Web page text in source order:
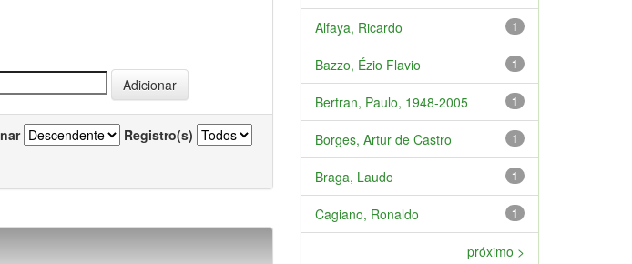
Registro(s)
1
Alfaya, Ricardo
1
Bazzo, Ézio Flavio
1
Bertran, Paulo, 1948-2005
1
Borges, Artur de Castro
1
Braga, Laudo
1
Cagiano, Ronaldo
próximo >